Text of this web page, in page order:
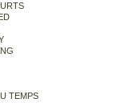
TEMPS